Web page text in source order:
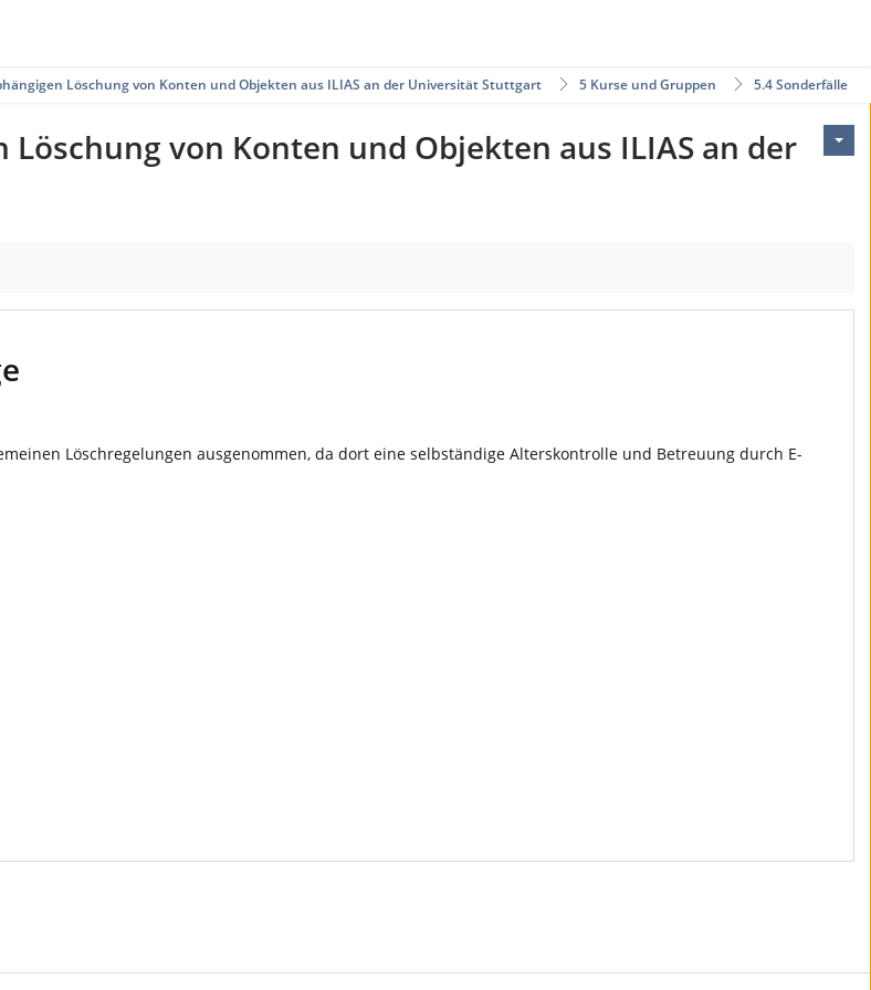
5.4 Sonderfälle
5 Kurse und Gruppen
Löschung von Konten und Objekten aus ILIAS an der Universität Stuttgart
von Konten und Objekten aus ILIAS an der
Löschregelungen ausgenommen, da dort eine selbständige Alterskontrolle und Betreuung durch E-